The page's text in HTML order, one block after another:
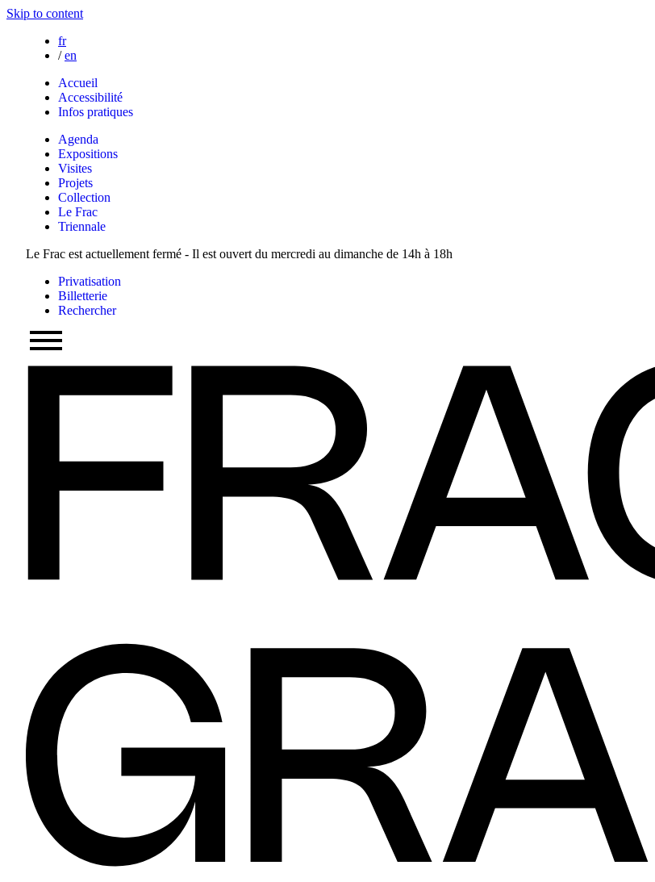
Skip to content
fr
/ en
Accueil
Accessibilité
Infos pratiques
Agenda
Expositions
Visites
Projets
Collection
Le Frac
Triennale
Le Frac est actuellement fermé - Il est ouvert du mercredi au dimanche de 14h à 18h
Privatisation
Billetterie
Rechercher